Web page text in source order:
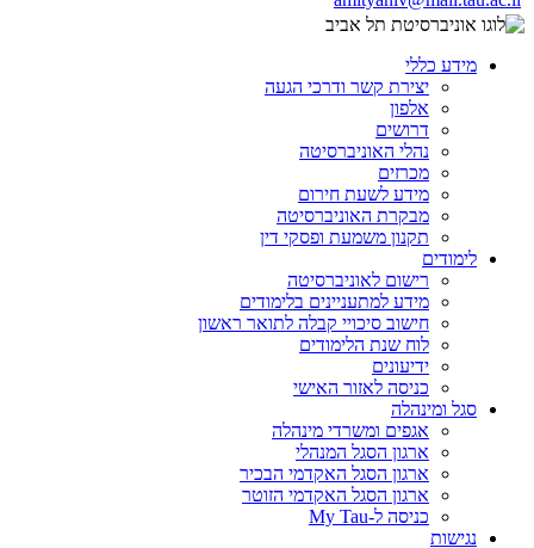
מידע כללי
יצירת קשר ודרכי הגעה
אלפון
דרושים
נהלי האוניברסיטה
מכרזים
מידע לשעת חירום
מבקרת האוניברסיטה
תקנון משמעת ופסקי דין
לימודים
רישום לאוניברסיטה
מידע למתעניינים בלימודים
חישוב סיכויי קבלה לתואר ראשון
לוח שנת הלימודים
ידיעונים
כניסה לאזור האישי
סגל ומינהלה
אגפים ומשרדי מינהלה
ארגון הסגל המנהלי
ארגון הסגל האקדמי הבכיר
ארגון הסגל האקדמי הזוטר
כניסה ל-My Tau
נגישות